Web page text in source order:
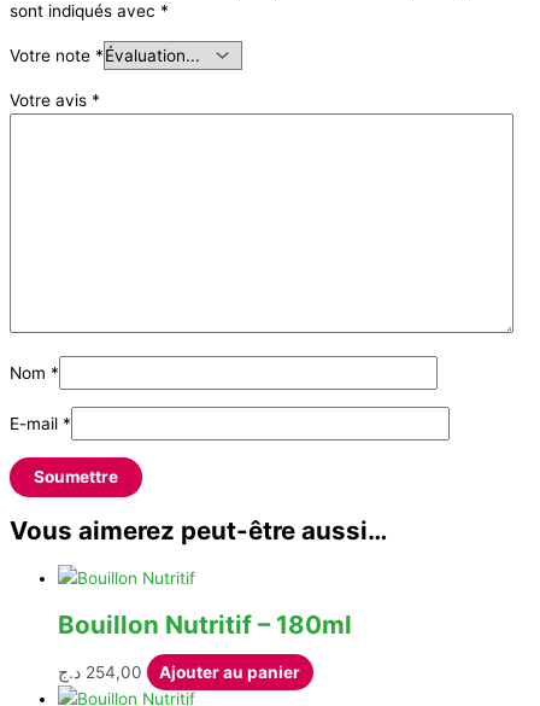
sont indiqués avec *
Votre note *
Votre avis *
Nom *
E-mail *
Vous aimerez peut-être aussi…
Bouillon Nutritif – 180ml
254,00 د.ج Ajouter au panier